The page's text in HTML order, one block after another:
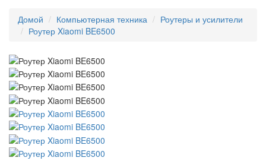
Домой Компьютерная техника
Роутеры и усилители
Роутер Xiaomi BE6500